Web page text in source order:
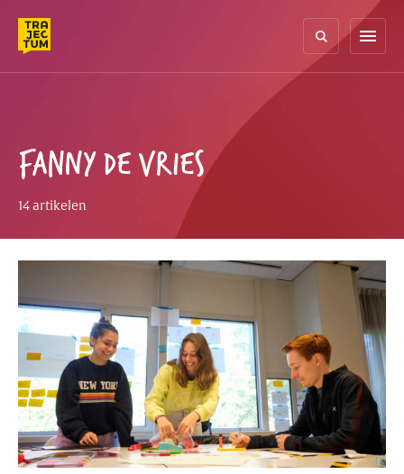
content
menu
FANNY DE VRIES
14 artikelen